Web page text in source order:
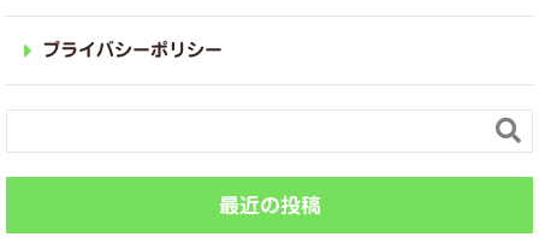
プライバシーポリシー

最近の投稿